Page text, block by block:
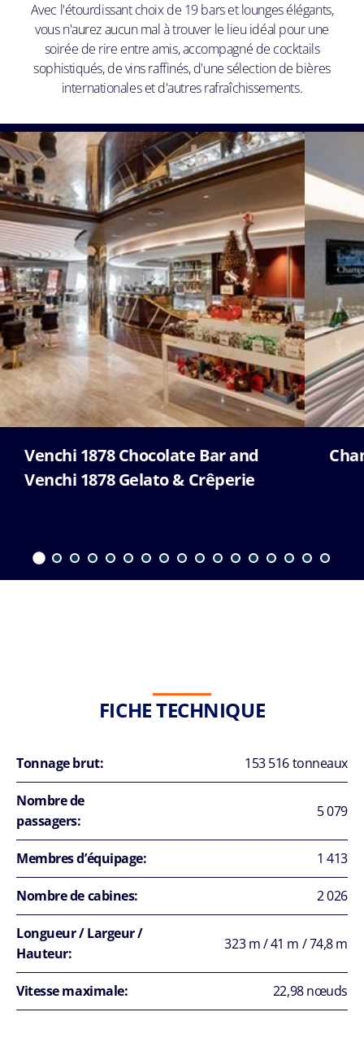
Avec l'étourdissant choix de 19 bars et lounges élégants,
vous n'aurez aucun mal à trouver le lieu idéal pour une
soirée de rire entre amis, accompagné de cocktails
sophistiqués, de vins raffinés, d'une sélection de bières
internationales et d'autres rafraîchissements.
Venchi 1878 Chocolate Bar and
Venchi 1878 Gelato & Crêperie
FICHE TECHNIQUE
Tonnage brut: 153 516 tonneaux
Nombre de
passagers:
5 079
Membres d’équipage: 1 413
Nombre de cabines: 2 026
Longueur / Largeur /
Hauteur:
323 m / 41 m / 74,8 m
Vitesse maximale: 22,98 nœuds